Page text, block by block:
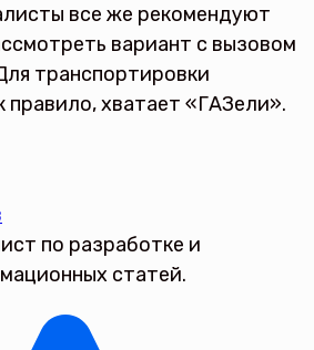
все же рекомендуют
вариант с вызовом
транспортировки
правило, хватает «ГАЗели».
по разработке и
статей.